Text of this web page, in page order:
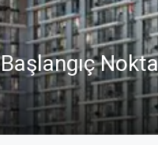
Başlangıç